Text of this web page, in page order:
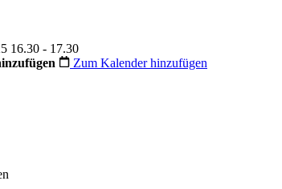
16.30 - 17.30
Zum Kalender hinzufügen